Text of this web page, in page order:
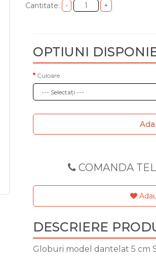
Cantitate:
OPTIUNI
Culoare
COMANDA
DESCRIERE
Globuri model dantelat 5 cm